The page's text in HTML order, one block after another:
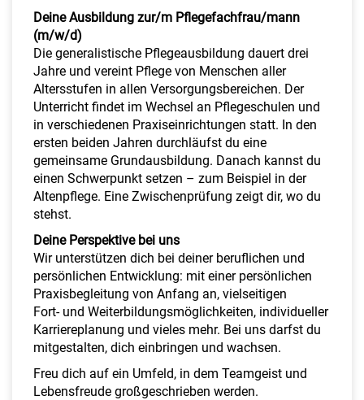
Deine Ausbildung zur/m Pflegefachfrau/mann
(m/w/d)
Die generalistische Pflegeausbildung dauert drei
Jahre und vereint Pflege von Menschen aller
Altersstufen in allen Versorgungsbereichen. Der
Unterricht findet im Wechsel an Pflegeschulen und
in verschiedenen Praxiseinrichtungen statt. In den
ersten beiden Jahren durchläufst du eine
gemeinsame Grundausbildung. Danach kannst du
einen Schwerpunkt setzen – zum Beispiel in der
Altenpflege. Eine Zwischenprüfung zeigt dir, wo du
stehst.
Deine Perspektive bei uns
Wir unterstützen dich bei deiner beruflichen und
persönlichen Entwicklung: mit einer persönlichen
Praxisbegleitung von Anfang an, vielseitigen
Fort- und Weiterbildungsmöglichkeiten, individueller
Karriereplanung und vieles mehr. Bei uns darfst du
mitgestalten, dich einbringen und wachsen.
Freu dich auf ein Umfeld, in dem Teamgeist und
Lebensfreude großgeschrieben werden.